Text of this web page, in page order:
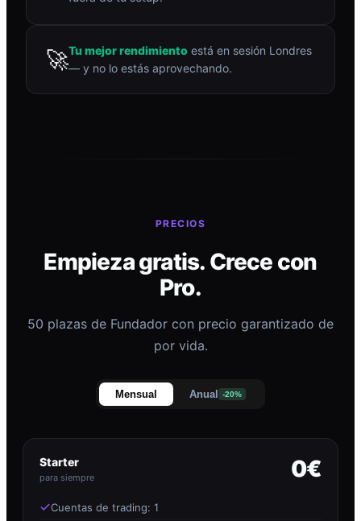
🚀Tu mejor rendimiento está en sesión Londres
— y no lo estás aprovechando.
PRECIOS
Empieza gratis. Crece con
Pro.
50 plazas de Fundador con precio garantizado de
por vida.
Mensual Anual -20%
Starter
para siempre 0€
Cuentas de trading: 1